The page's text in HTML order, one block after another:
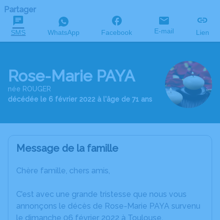
Partager
SMS WhatsApp Facebook E-mail Lien
Rose-Marie PAYA
née ROUGER
décédée le 6 février 2022 à l'âge de 71 ans
Message de la famille
Chère famille, chers amis,
C’est avec une grande tristesse que nous vous
annonçons le décès de Rose-Marie PAYA survenu
le dimanche 06 février 2022 à Toulouse.